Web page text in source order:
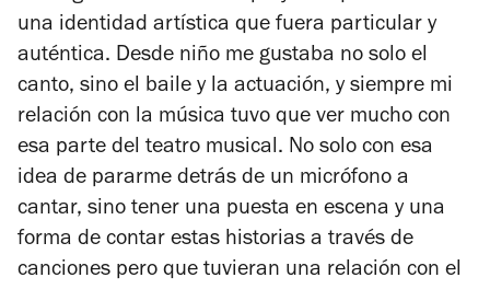
una identidad artística que fuera particular y
auténtica. Desde niño me gustaba no solo el
canto, sino el baile y la actuación, y siempre mi
relación con la música tuvo que ver mucho con
esa parte del teatro musical. No solo con esa
idea de pararme detrás de un micrófono a
cantar, sino tener una puesta en escena y una
forma de contar estas historias a través de
canciones pero que tuvieran una relación con el